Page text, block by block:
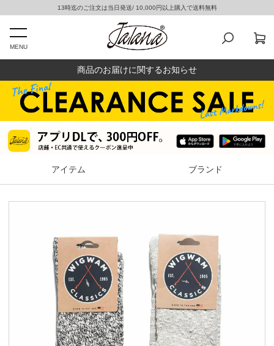
13時迄のご注文は当日発送/ 10,000円以上購入で送料無料
MENU
商品のお届けに関するお知らせ
アイテム ブランド